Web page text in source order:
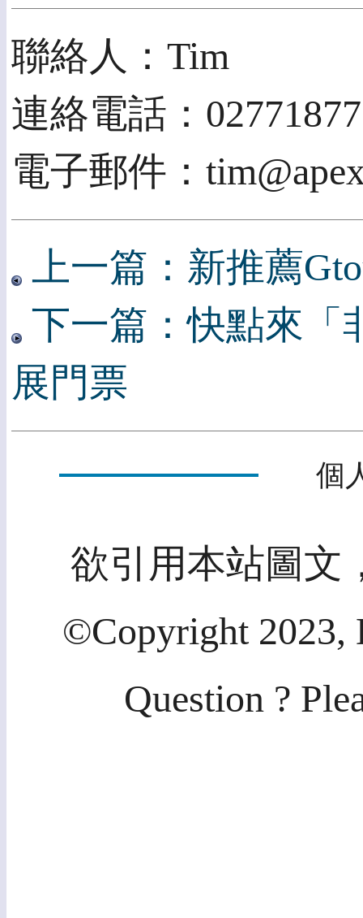
聯絡人：Tim
連絡電話：
電子郵件：
上一篇：新推薦
下一篇：快點來「
展門票
個
欲引用本站圖文
©Copyright 2023,
Question ?